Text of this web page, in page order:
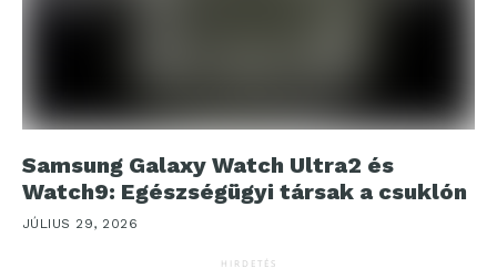
Samsung Galaxy Watch Ultra2 és
Watch9: Egészségügyi társak a csuklón
JÚLIUS 29, 2026
HIRDETÉS